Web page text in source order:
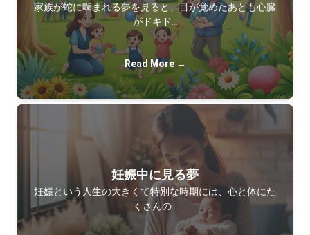
家族が蛇に噛まれる夢を見ると、目が覚めたあとも心臓
がドキド…
Read More →
妊娠中に見る夢
妊娠という人生の大きくて特別な時期には、心と体にた
くさんの…